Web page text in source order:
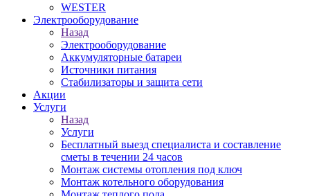
WESTER
Электрооборудование
Назад
Электрооборудование
Аккумуляторные батареи
Источники питания
Стабилизаторы и защита сети
Акции
Услуги
Назад
Услуги
Бесплатный выезд специалиста и составление
сметы в течении 24 часов
Монтаж системы отопления под ключ
Монтаж котельного оборудования